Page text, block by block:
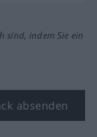
sind, indem Sie ein
absenden